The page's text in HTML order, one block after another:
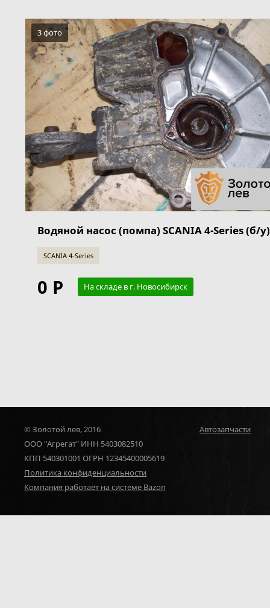
3 фото
Водяной насос (помпа) SCANIA 4-Series (б/у)
SCANIA 4-Series
0 Р На складе в г. Новосибирск
© Золотой лев, 2016
ООО "Агрегат" ИНН 5403082510
КПП 540301001 ОГРН 12345400005619
Политика конфиденциальности
Компания работает на системе Bazon
Автозапчасти